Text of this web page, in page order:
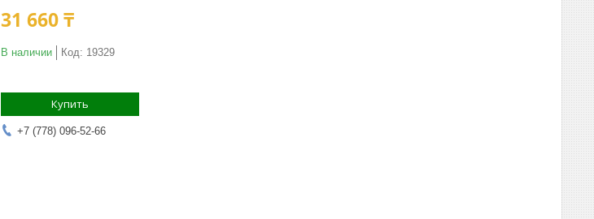
31 660 ₸
В наличии Код: 19329
Купить
+7 (778) 096-52-66